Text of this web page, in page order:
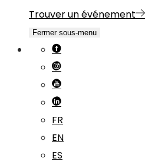
Trouver un événement
Fermer sous-menu
FR
EN
ES